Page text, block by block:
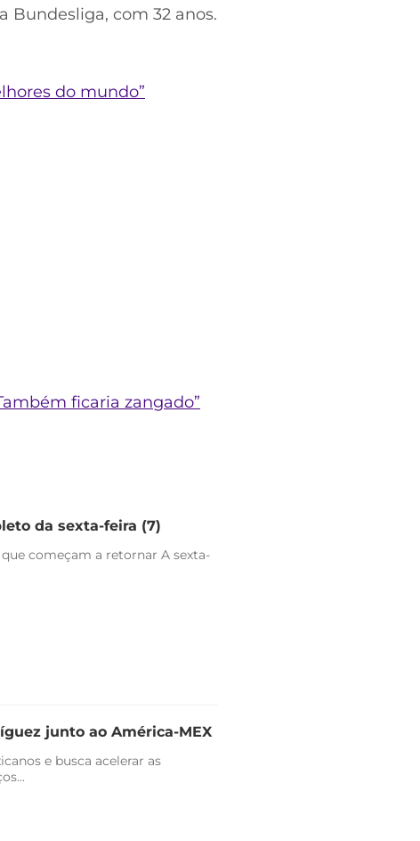
Bundesliga, com 32 anos.
do mundo”
ficaria zangado”
da sexta-feira (7)
começam a retornar A sexta-
junto ao América-MEX
e busca acelerar as